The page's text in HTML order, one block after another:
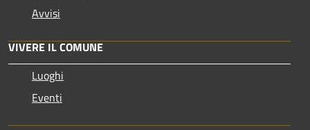
Avvisi
VIVERE IL COMUNE
Luoghi
Eventi